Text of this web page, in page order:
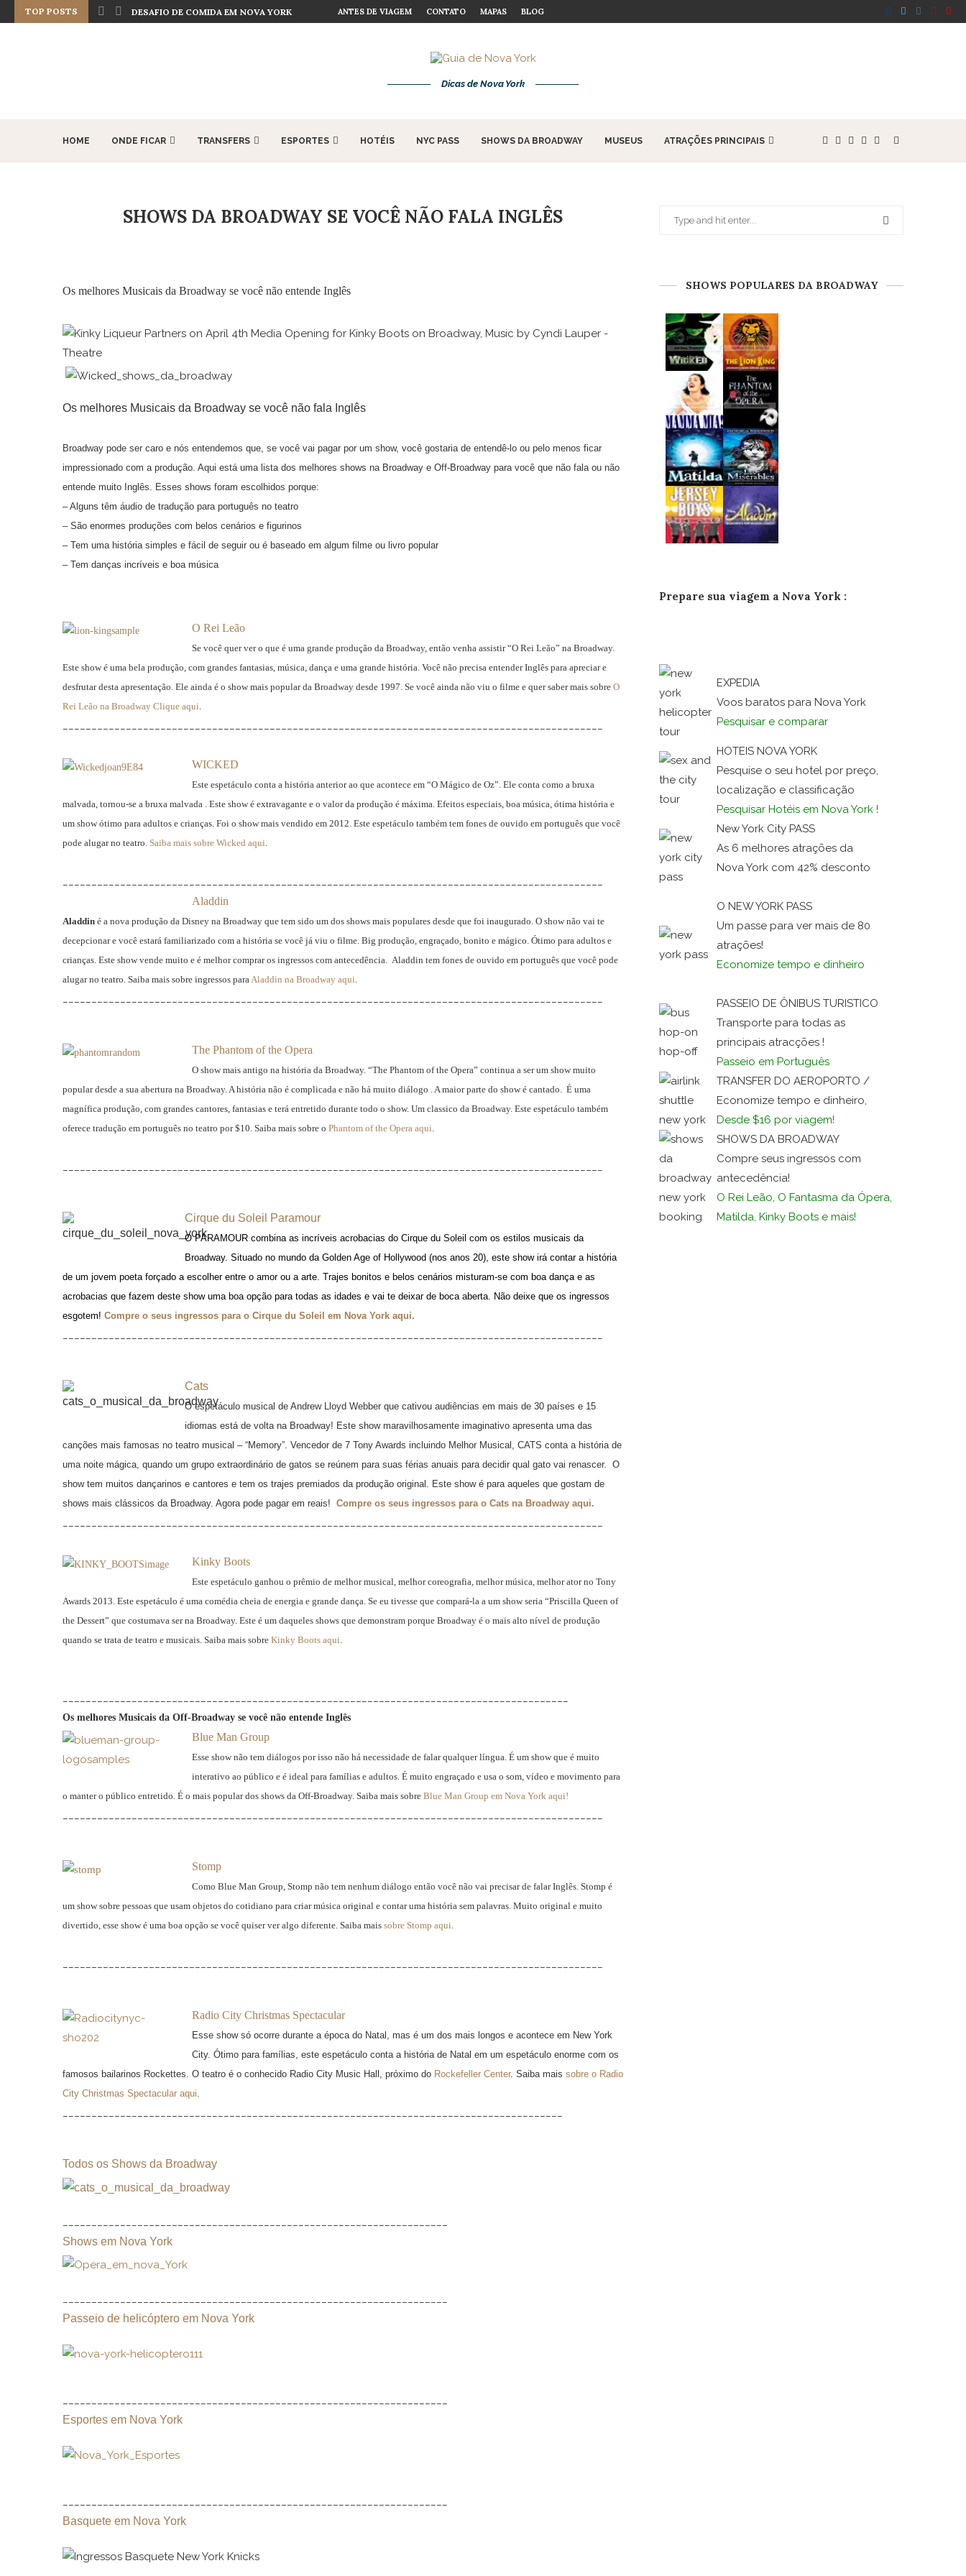
TOP POSTS DESAFIO DE COMIDA EM NOVA YORK ANTES DE VIAGEM CONTATO MAPAS BLOG
Dicas de Nova York
HOME ONDE FICAR TRANSFERS ESPORTES HOTÉIS NYC PASS SHOWS DA BROADWAY MUSEUS ATRAÇÕES PRINCIPAIS
SHOWS DA BROADWAY SE VOCÊ NÃO FALA INGLÊS
Os melhores Musicais da Broadway se você não entende Inglês
Os melhores Musicais da Broadway se você não fala Inglês
Broadway pode ser caro e nós entendemos que, se você vai pagar por um show, você gostaria de entendê-lo ou pelo menos ficar
impressionado com a produção. Aqui está uma lista dos melhores shows na Broadway e Off-Broadway para você que não fala ou não
entende muito Inglês. Esses shows foram escolhidos porque:
– Alguns têm áudio de tradução para português no teatro
– São enormes produções com belos cenários e figurinos
– Tem uma história simples e fácil de seguir ou é baseado em algum filme ou livro popular
– Tem danças incríveis e boa música
O Rei Leão
Se você quer ver o que é uma grande produção da Broadway, então venha assistir “O Rei Leão” na Broadway.
Este show é uma bela produção, com grandes fantasias, música, dança e uma grande história. Você não precisa entender Inglês para apreciar e
desfrutar desta apresentação. Ele ainda é o show mais popular da Broadway desde 1997. Se você ainda não viu o filme e quer saber mais sobre O
Rei Leão na Broadway Clique aqui.
WICKED
Este espetáculo conta a história anterior ao que acontece em “O Mágico de Oz”. Ele conta como a bruxa
malvada, tornou-se a bruxa malvada . Este show é extravagante e o valor da produção é máxima. Efeitos especiais, boa música, ótima história e
um show ótimo para adultos e crianças. Foi o show mais vendido em 2012. Este espetáculo também tem fones de ouvido em português que você
pode alugar no teatro. Saiba mais sobre Wicked aqui.
Aladdin
Aladdin é a nova produção da Disney na Broadway que tem sido um dos shows mais populares desde que foi inaugurado. O show não vai te
decepcionar e você estará familiarizado com a história se você já viu o filme. Big produção, engraçado, bonito e mágico. Ótimo para adultos e
crianças. Este show vende muito e é melhor comprar os ingressos com antecedência. Aladdin tem fones de ouvido em português que você pode
alugar no teatro. Saiba mais sobre ingressos paraAladdin na Broadway aqui.
The Phantom of the Opera
O show mais antigo na história da Broadway. “The Phantom of the Opera” continua a ser um show muito
popular desde a sua abertura na Broadway. A história não é complicada e não há muito diálogo . A maior parte do show é cantado. É uma
magnífica produção, com grandes cantores, fantasias e terá entretido durante todo o show. Um classico da Broadway. Este espetáculo também
oferece tradução em português no teatro por $10. Saiba mais sobre o Phantom of the Opera aqui.
Cirque du Soleil Paramour
O PARAMOUR combina as incríveis acrobacias do Cirque du Soleil com os estilos musicais da
Broadway. Situado no mundo da Golden Age of Hollywood (nos anos 20), este show irá contar a história
de um jovem poeta forçado a escolher entre o amor ou a arte. Trajes bonitos e belos cenários misturam-se com boa dança e as
acrobacias que fazem deste show uma boa opção para todas as idades e vai te deixar de boca aberta. Não deixe que os ingressos
esgotem! Compre o seus ingressos para o Cirque du Soleil em Nova York aqui.
Cats
O espetáculo musical de Andrew Lloyd Webber que cativou audiências em mais de 30 países e 15
idiomas está de volta na Broadway! Este show maravilhosamente imaginativo apresenta uma das
canções mais famosas no teatro musical – “Memory”. Vencedor de 7 Tony Awards incluindo Melhor Musical, CATS conta a história de
uma noite mágica, quando um grupo extraordinário de gatos se reúnem para suas férias anuais para decidir qual gato vai renascer. O
show tem muitos dançarinos e cantores e tem os trajes premiados da produção original. Este show é para aqueles que gostam de
shows mais clássicos da Broadway. Agora pode pagar em reais! Compre os seus ingressos para o Cats na Broadway aqui.
Kinky Boots
Este espetáculo ganhou o prêmio de melhor musical, melhor coreografia, melhor música, melhor ator no Tony
Awards 2013. Este espetáculo é uma comédia cheia de energia e grande dança. Se eu tivesse que compará-la a um show seria “Priscilla Queen of
the Dessert” que costumava ser na Broadway. Este é um daqueles shows que demonstram porque Broadway é o mais alto nível de produção
quando se trata de teatro e musicais. Saiba mais sobre Kinky Boots aqui.
Os melhores Musicais da Off-Broadway se você não entende Inglês
Blue Man Group
Esse show não tem diálogos por isso não há necessidade de falar qualquer língua. É um show que é muito
interativo ao público e é ideal para famílias e adultos. É muito engraçado e usa o som, vídeo e movimento para
o manter o público entretido. É o mais popular dos shows da Off-Broadway. Saiba mais sobre Blue Man Group em Nova York aqui!
Stomp
Como Blue Man Group, Stomp não tem nenhum diálogo então você não vai precisar de falar Inglês. Stomp é
um show sobre pessoas que usam objetos do cotidiano para criar música original e contar uma história sem palavras. Muito original e muito
divertido, esse show é uma boa opção se você quiser ver algo diferente. Saiba mais sobre Stomp aqui.
Radio City Christmas Spectacular
Esse show só ocorre durante a época do Natal, mas é um dos mais longos e acontece em New York
City. Ótimo para famílias, este espetáculo conta a história de Natal em um espetáculo enorme com os
famosos bailarinos Rockettes. O teatro é o conhecido Radio City Music Hall, próximo do Rockefeller Center. Saiba mais sobre o Radio
City Christmas Spectacular aqui.
Todos os Shows da Broadway
Shows em Nova York
Passeio de helicóptero em Nova York
Esportes em Nova York
Basquete em Nova York
SHOWS POPULARES DA BROADWAY
Prepare sua viagem a Nova York :
EXPEDIA
Voos baratos para Nova York
Pesquisar e comparar
HOTEIS NOVA YORK
Pesquise o seu hotel por preço,
localização e classificação
Pesquisar Hotéis em Nova York !
New York City PASS
As 6 melhores atrações da
Nova York com 42% desconto
O NEW YORK PASS
Um passe para ver mais de 80
atrações!
Economize tempo e dinheiro
PASSEIO DE ÔNIBUS TURISTICO
Transporte para todas as
principais atracções !
Passeio em Português
TRANSFER DO AEROPORTO /
Economize tempo e dinheiro,
Desde $16 por viagem!
SHOWS DA BROADWAY
Compre seus ingressos com
antecedência!
O Rei Leão, O Fantasma da Ópera,
Matilda, Kinky Boots e mais!